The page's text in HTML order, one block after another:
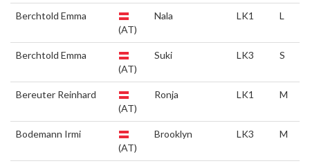
Berchtold Emma
(AT)
Nala LK1 L
Berchtold Emma
(AT)
Suki LK3 S
Bereuter Reinhard
(AT)
Ronja LK1 M
Bodemann Irmi
(AT)
Brooklyn LK3 M